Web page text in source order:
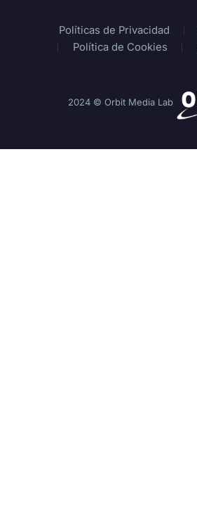
Políticas de Privacidad
Política de Cookies
2024 © Orbit Media Lab